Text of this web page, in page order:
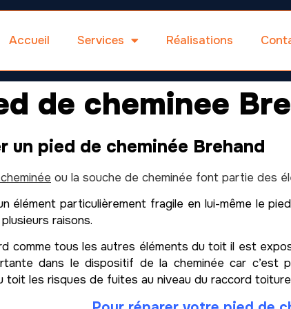
Accueil Services Réalisations
de cheminee
un pied de cheminée Brehand
ou la souche de cheminée font partie des
élément particulièrement fragile en lui-même le
raisons.
comme tous les autres éléments du toit il est
dans le dispositif de la cheminée car
toit les risques de fuites au niveau du raccord